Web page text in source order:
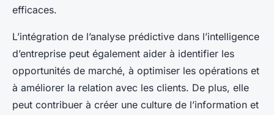
efficaces.
L’intégration de l’analyse prédictive dans l’intelligence
d’entreprise peut également aider à identifier les
opportunités de marché, à optimiser les opérations et
à améliorer la relation avec les clients. De plus, elle
peut contribuer à créer une culture de l’information et